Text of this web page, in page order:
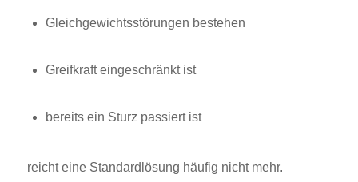
Gleichgewichtsstörungen bestehen
Greifkraft eingeschränkt ist
bereits ein Sturz passiert ist
reicht eine Standardlösung häufig nicht mehr.